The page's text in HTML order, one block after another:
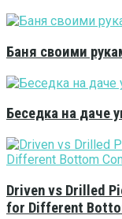
Баня своими
Беседка на даче
Driven vs Drilled
for Different